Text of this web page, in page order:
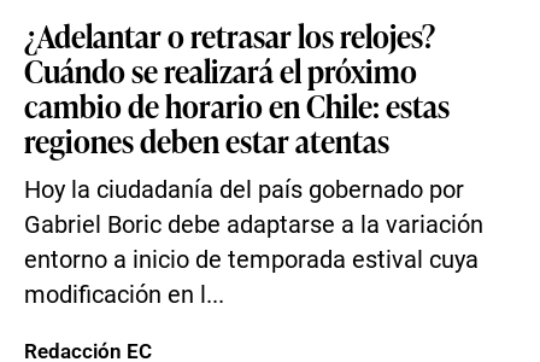
¿Adelantar o retrasar los relojes?
Cuándo se realizará el próximo
cambio de horario en Chile: estas
regiones deben estar atentas
Hoy la ciudadanía del país gobernado por
Gabriel Boric debe adaptarse a la variación
entorno a inicio de temporada estival cuya
modificación en l...
Redacción EC